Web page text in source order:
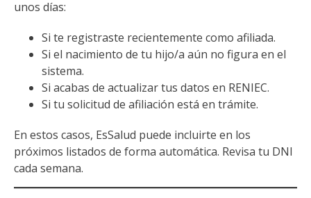
unos días:
Si te registraste recientemente como afiliada.
Si el nacimiento de tu hijo/a aún no figura en el
sistema.
Si acabas de actualizar tus datos en RENIEC.
Si tu solicitud de afiliación está en trámite.
En estos casos, EsSalud puede incluirte en los
próximos listados de forma automática. Revisa tu DNI
cada semana.